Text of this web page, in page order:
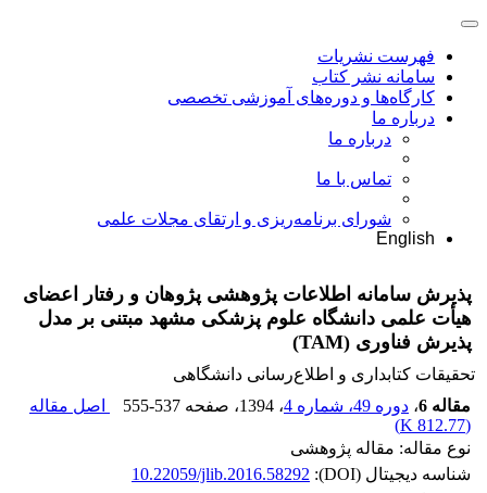
فهرست نشریات
سامانه نشر کتاب
کارگاه‌ها و دوره‌های آموزشی تخصصی
درباره ما
درباره ما
تماس با ما
شورای برنامه‌ریزی و ارتقای مجلات علمی
English
پذیرش سامانه اطلاعات پژوهشی پژوهان و رفتار اعضای
هیأت علمی دانشگاه علوم پزشکی مشهد مبتنی بر مدل
پذیرش فناوری (TAM)
تحقیقات کتابداری و اطلاع‌رسانی دانشگاهی
مقاله 6
، دوره 49، شماره 4 ، 1394 ، صفحه 555-537
اصل مقاله
(
812.77 K
)
نوع مقاله: مقاله پژوهشی
شناسه دیجیتال (DOI):
10.22059/jlib.2016.58292